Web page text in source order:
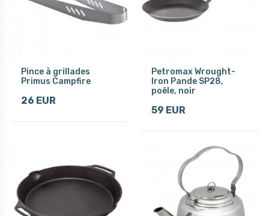
Pince à grillades
Primus Campfire
26 EUR
Petromax Wrought-
Iron Pande SP28,
poêle, noir
59 EUR